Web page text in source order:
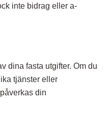
inte bidrag eller a-
dina fasta utgifter. Om du
tjänster eller
din